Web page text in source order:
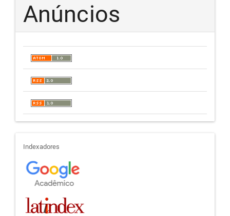
Anúncios
indexadores
Indexadores